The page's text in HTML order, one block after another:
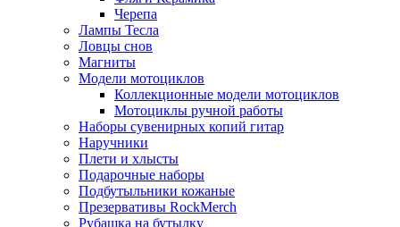
Черепа
Лампы Тесла
Ловцы снов
Магниты
Модели мотоциклов
Коллекционные модели мотоциклов
Мотоциклы ручной работы
Наборы сувенирных копий гитар
Наручники
Плети и хлысты
Подарочные наборы
Подбутыльники кожаные
Презервативы RockMerch
Рубашка на бутылку